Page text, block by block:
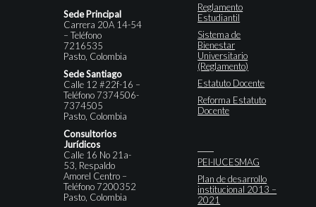
Sede Principal
Carrera 20A 14-54
– Teléfono
7216535
Pasto, Colombia
Sede Santiago
Calle 12 #22f-16 –
Teléfono 7374506-
7374505
Pasto, Colombia
Consultorios
Jurídicos
Calle 16 No 21a-
53, Respaldo
Amorel Centro –
Teléfono 7200352
Pasto, Colombia
Reglamento
Estudiantil
Sistema de
Bienestar
Universitario
(Reglamento)
Estatuto Docente
Reforma Estatuto
Docente
PEI-IUCESMAG
Plan de desarrollo
institucional 2013 –
2021